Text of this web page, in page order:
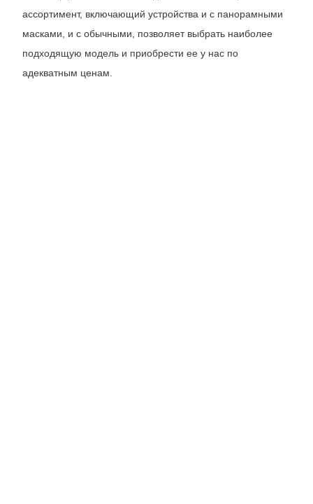
ассортимент, включающий устройства и с панорамными
масками, и с обычными, позволяет выбрать наиболее
подходящую модель и приобрести ее у нас по
адекватным ценам.